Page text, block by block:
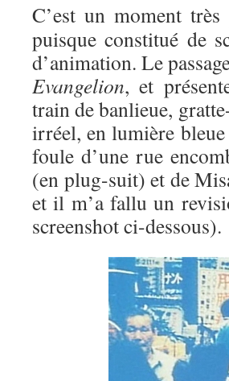
C’est un moment
puisque constitué de
d’animation. Le
Evangelion, et
train de banlieue,
irréel, en lumière bleue
foule d’une rue
(en plug-suit) et de
et il m’a fallu un
screenshot ci-dessous).